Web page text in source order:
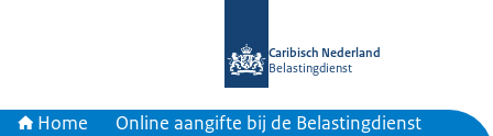
Caribisch Nederland
Belastingdienst
Home
Online aangifte bij de Belastingdienst